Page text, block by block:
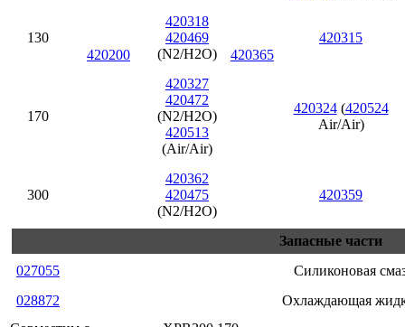
420200 420365
130
420318
420469
(N2/H2O)
420315
170
420327
420472
(N2/H2O)
420513
(Air/Air)
420324(420524
Air/Air)
300
420362
420475
(N2/H2O)
420359
Запасные части
027055
Силиконовая
028872
Охлаждающая